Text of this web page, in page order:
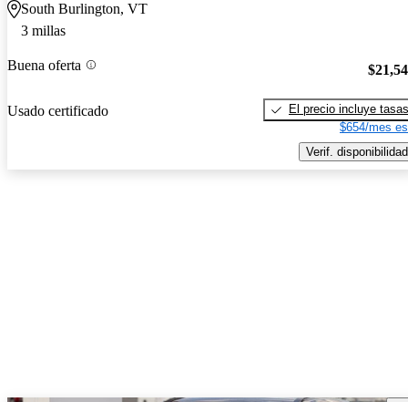
South Burlington, VT
3 millas
Buena oferta
Usado certificado
El precio incluye tasas
$654/mes
Verif. disponibilidad